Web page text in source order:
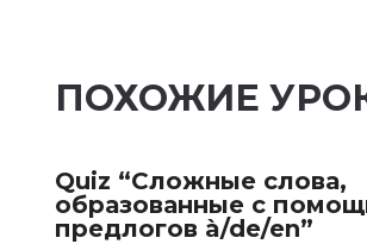
ПОХОЖИЕ
Quiz “Сложные слова,
образованные с
предлогов à/de/en”